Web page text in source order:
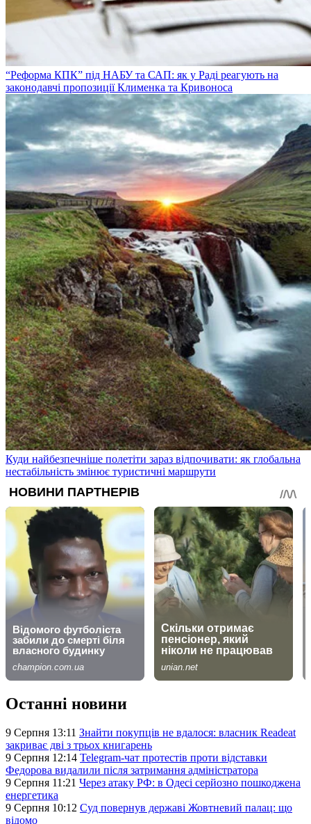
“Реформа КПК” під НАБУ та САП: як у Раді реагують на
законодавчі пропозиції Клименка та Кривоноса
Куди найбезпечніше полетіти зараз відпочивати: як глобальна
нестабільність змінює туристичні маршрути
Останні новини
9 Серпня 13:11 Знайти покупців не вдалося: власник Readeat
закриває дві з трьох книгарень
9 Серпня 12:14 Telegram-чат протестів проти відставки
Федорова видалили після затримання адміністратора
9 Серпня 11:21 Через атаку РФ: в Одесі серйозно пошкоджена
енергетика
9 Серпня 10:12 Суд повернув державі Жовтневий палац: що
відомо